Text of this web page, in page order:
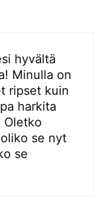
hyvältä
Minulla on
ripset kuin
harkita
Oletko
se nyt
se